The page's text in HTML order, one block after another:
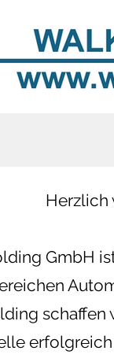
Herzlich
GmbH
schaffen
erfolgreich